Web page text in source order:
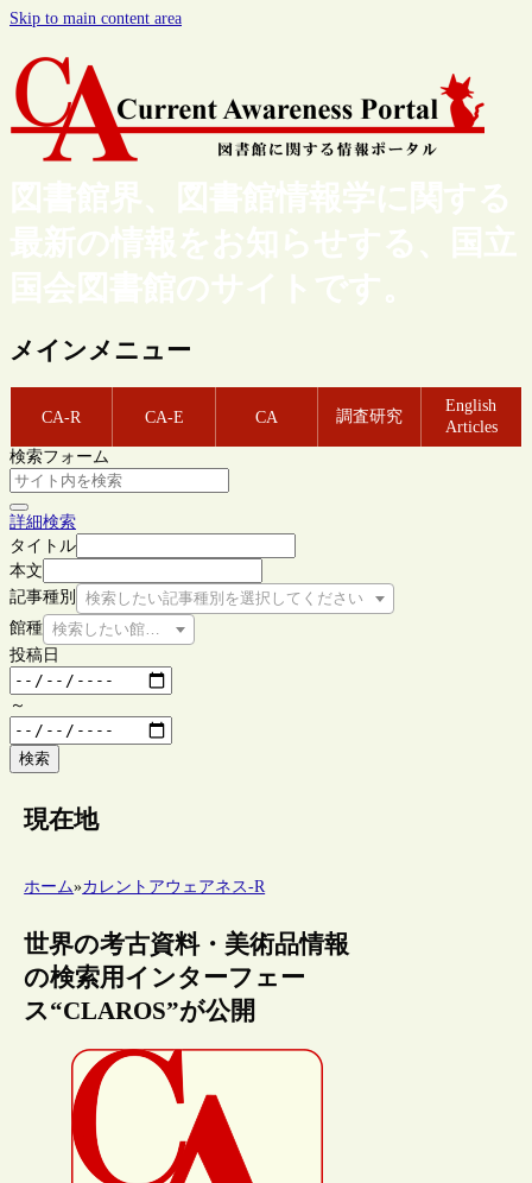
Skip to main content area
図書館界、図書館情報学に関する
最新の情報をお知らせする、国立
国会図書館のサイトです。
メインメニュー
CA-R CA-E CA 調査研究
English
Articles
検索フォーム
詳細検索
タイトル
本文
記事種別
検索したい記事種別を選択してください
館種 検索したい館種を選択してください
投稿日
～
検索
現在地
ホーム»カレントアウェアネス-R
世界の考古資料・美術品情報
の検索用インターフェー
ス“CLAROS”が公開